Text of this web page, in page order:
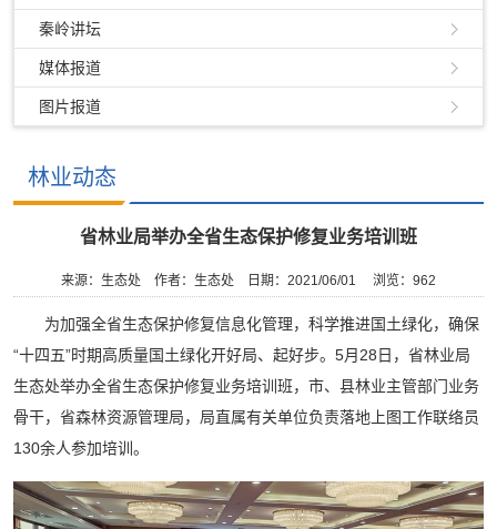
秦岭讲坛
媒体报道
图片报道
林业动态
省林业局举办全省生态保护修复业务培训班
来源：生态处 作者：生态处 日期：2021/06/01 浏览： 962
为加强全省生态保护修复信息化管理，科学推进国土绿化，确保
“十四五”时期高质量国土绿化开好局、起好步。5月28日，省林业局
生态处举办全省生态保护修复业务培训班，市、县林业主管部门业务
骨干，省森林资源管理局，局直属有关单位负责落地上图工作联络员
130余人参加培训。